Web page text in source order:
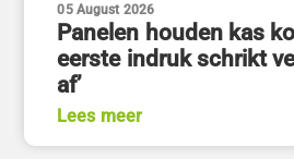
05 August 2026
Panelen houden kas
eerste indruk schrikt
af’
Lees meer